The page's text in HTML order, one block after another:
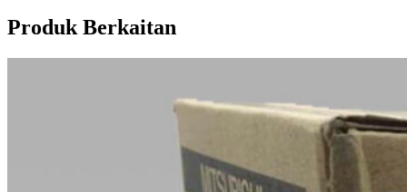
Produk Berkaitan